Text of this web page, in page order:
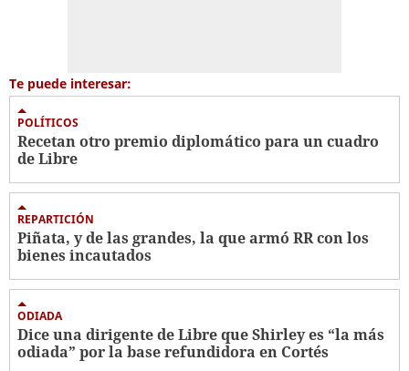
Te puede interesar:
POLÍTICOS
Recetan otro premio diplomático para un cuadro
de Libre
REPARTICIÓN
Piñata, y de las grandes, la que armó RR con los
bienes incautados
ODIADA
Dice una dirigente de Libre que Shirley es “la más
odiada” por la base refundidora en Cortés